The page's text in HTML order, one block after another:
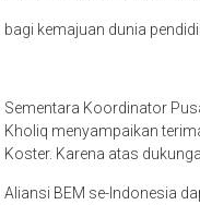
bagi kemajuan dunia
Sementara Koordinator
Kholiq menyampaikan
Koster. Karena atas
Aliansi BEM se-Indonesia